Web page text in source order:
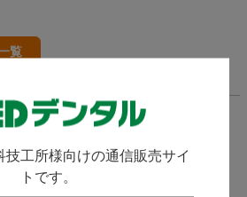
技工所様向けの通信販売サイ
トです。
覧